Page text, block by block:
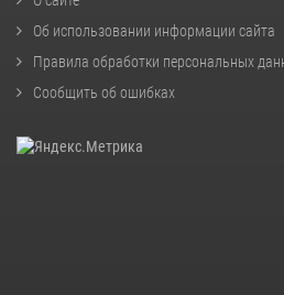
Об использовании информации сайта
Правила обработки персональных
Сообщить об ошибках